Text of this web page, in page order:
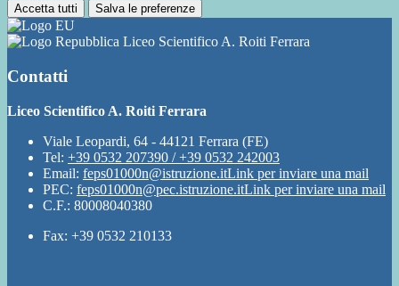
Accetta tutti Salva le preferenze
Liceo Scientifico A. Roiti Ferrara
Contatti
Liceo Scientifico A. Roiti Ferrara
Viale Leopardi, 64 - 44121 Ferrara (FE)
Tel: +39 0532 207390 / +39 0532 242003
Email: feps01000n@istruzione.itLink per inviare una mail
PEC: feps01000n@pec.istruzione.itLink per inviare una mail
C.F.: 80008040380
Fax: +39 0532 210133